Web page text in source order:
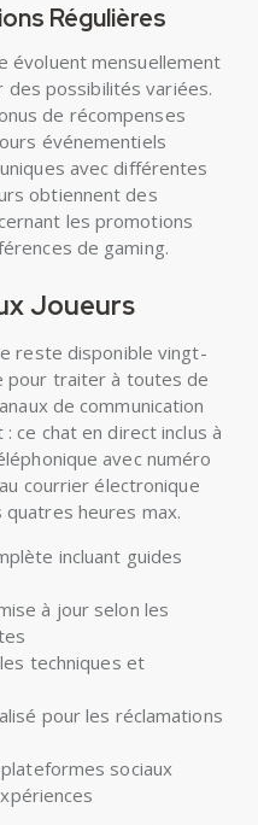
Régulières
évoluent mensuellement
possibilités variées.
de récompenses
événementiels
avec différentes
obtiennent des
les promotions
de gaming.
Joueurs
reste disponible vingt-
pour traiter à toutes de
de communication
ce chat en direct inclus à
avec numéro
courrier électronique
heures max.
incluant guides
à jour selon les
techniques et
pour les réclamations
sociaux